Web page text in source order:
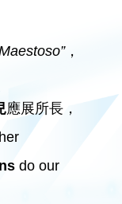
，
應展所長，
do our